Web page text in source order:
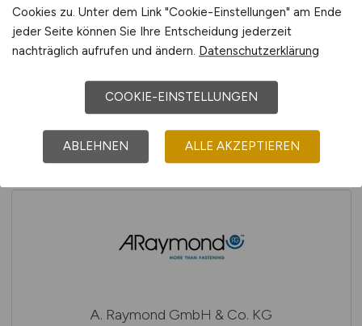
A. Moras & Comp. GmbH & Co. KG
A. Raymond GmbH & Co. KG
Cookies zu. Unter dem Link "Cookie-Einstellungen" am Ende
jeder Seite können Sie Ihre Entscheidung jederzeit
nachträglich aufrufen und ändern. Datenschutzerklärung
COOKIE-EINSTELLUNGEN
ABLEHNEN ALLE AKZEPTIEREN